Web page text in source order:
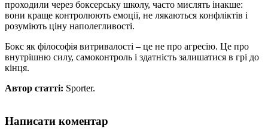
проходили через боксерську школу, часто мислять інакше:
вони краще контролюють емоції, не лякаються конфліктів і
розуміють ціну наполегливості.
Бокс як філософія витривалості – це не про агресію. Це про
внутрішню силу, самоконтроль і здатність залишатися в грі до
кінця.
Автор статті: Sporter.
Написати коментар